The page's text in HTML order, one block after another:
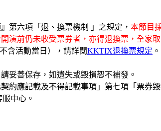
第六項「退、換票機制 」之規定， 本節目
演前仍未收受票券者，亦得退換票，全家
含活動當日），請詳閱KKTIX退換票規定 。
妥善保存，如遺失或毀損恕不補發。
約應記載及不得記載事項」第七項「票券
中心。